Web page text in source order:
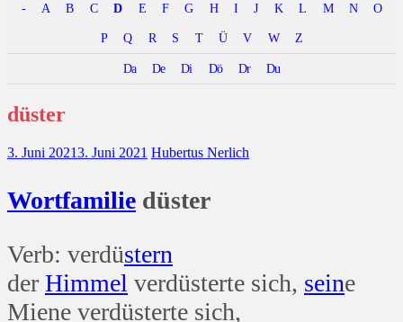
- A B C D E F G H I J K L M N O
P Q R S T Ü V W Z
Da De Di Dö Dr Du
düster
3. Juni 20213. Juni 2021 Hubertus Nerlich
Wortfamilie düster
Verb: verdüstern
der Himmel verdüsterte sich, seine
Miene verdüsterte sich,